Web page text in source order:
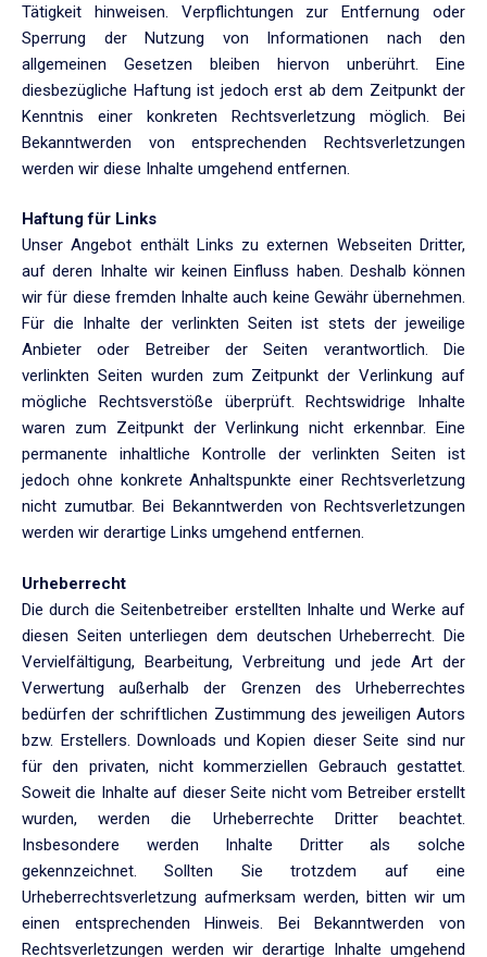
Tätigkeit hinweisen. Verpflichtungen zur Entfernung oder
Sperrung der Nutzung von Informationen nach den
allgemeinen Gesetzen bleiben hiervon unberührt. Eine
diesbezügliche Haftung ist jedoch erst ab dem Zeitpunkt der
Kenntnis einer konkreten Rechtsverletzung möglich. Bei
Bekanntwerden von entsprechenden Rechtsverletzungen
werden wir diese Inhalte umgehend entfernen.
Haftung für Links
Unser Angebot enthält Links zu externen Webseiten Dritter,
auf deren Inhalte wir keinen Einfluss haben. Deshalb können
wir für diese fremden Inhalte auch keine Gewähr übernehmen.
Für die Inhalte der verlinkten Seiten ist stets der jeweilige
Anbieter oder Betreiber der Seiten verantwortlich. Die
verlinkten Seiten wurden zum Zeitpunkt der Verlinkung auf
mögliche Rechtsverstöße überprüft. Rechtswidrige Inhalte
waren zum Zeitpunkt der Verlinkung nicht erkennbar. Eine
permanente inhaltliche Kontrolle der verlinkten Seiten ist
jedoch ohne konkrete Anhaltspunkte einer Rechtsverletzung
nicht zumutbar. Bei Bekanntwerden von Rechtsverletzungen
werden wir derartige Links umgehend entfernen.
Urheberrecht
Die durch die Seitenbetreiber erstellten Inhalte und Werke auf
diesen Seiten unterliegen dem deutschen Urheberrecht. Die
Vervielfältigung, Bearbeitung, Verbreitung und jede Art der
Verwertung außerhalb der Grenzen des Urheberrechtes
bedürfen der schriftlichen Zustimmung des jeweiligen Autors
bzw. Erstellers. Downloads und Kopien dieser Seite sind nur
für den privaten, nicht kommerziellen Gebrauch gestattet.
Soweit die Inhalte auf dieser Seite nicht vom Betreiber erstellt
wurden, werden die Urheberrechte Dritter beachtet.
Insbesondere werden Inhalte Dritter als solche
gekennzeichnet. Sollten Sie trotzdem auf eine
Urheberrechtsverletzung aufmerksam werden, bitten wir um
einen entsprechenden Hinweis. Bei Bekanntwerden von
Rechtsverletzungen werden wir derartige Inhalte umgehend